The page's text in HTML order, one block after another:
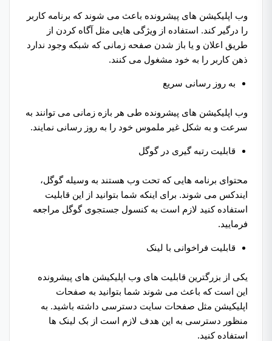
وب اپلیکیشن های پیشرونده باعث می‌ شوند که برنامه کاربر
را درگیر کند. استفاده از ویژگی هایی مثل آگاه کردن از
طریق اعلان و یا باز شدن صفحه زمانی که شبکه وجود ندارد
ذهن کاربر را به خود مشغول می کنند.
به روز رسانی سریع
وب اپلیکیشن های پیشرونده طی هر بازه زمانی می توانند به
سرعت و به شکل غیر ملموس خود را به روز رسانی نمایند.
قابلیت رتبه گیری در گوگل
محتوای برنامه هایی که تحت وب هستند به وسیله گوگل،
ایندکس می شوند. برای اینکه شما بتوانید از این قابلیت
استفاده کنید لازم است به کنسول جستجوی گوگل مراجعه
فرمایید.
قابلیت فراخوانی با لینک
یکی از بزرگترین قابلیت های وب اپلیکیشن های پیشرونده
این است که باعث می شوند شما بتوانید به صفحات
اپلیکیشن مثل صفحات سایت دسترسی داشته باشید. به
منظور دسترسی به این هدف لازم است از بک لینک ها
استفاده کنید.